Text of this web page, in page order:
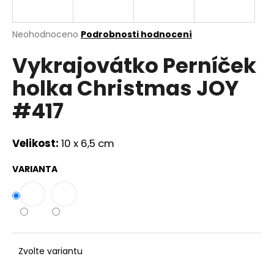
Průměrné
produktu
je
0,0
5
hvězdiček.
Neohodnoceno Podrobnosti hodnocení
Vykrajovátko Perníček
holka Christmas JOY
#417
Velikost: 10 x 6,5 cm
VARIANTA
Zvolte variantu
j
t
?
HLEDAT
D
o